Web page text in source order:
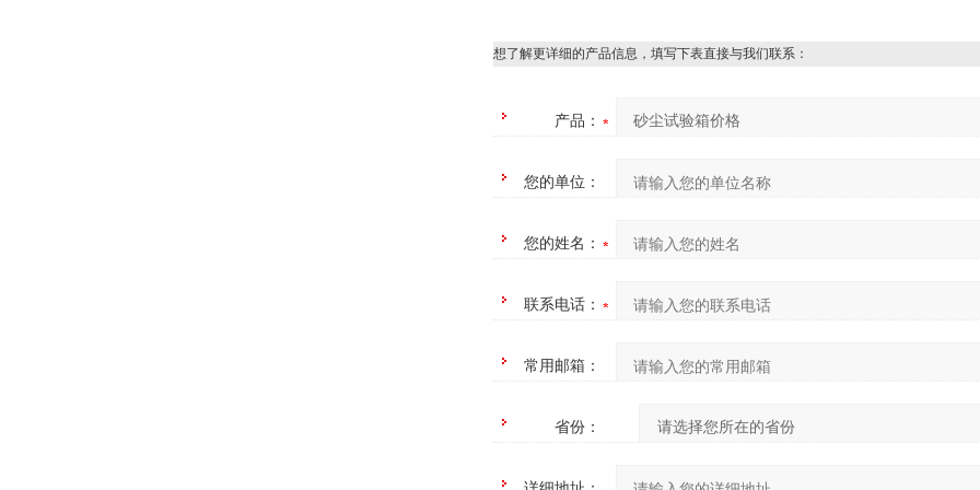
想了解更详细的产品信息，填写下表直接与我们联系：
产品：
您的单位：
您的姓名：
联系电话：
常用邮箱：
省份：